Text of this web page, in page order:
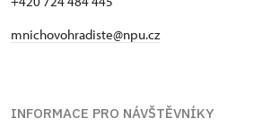
mnichovohradiste@npu.cz
INFORMACE PRO NÁVŠTĚVNÍKY